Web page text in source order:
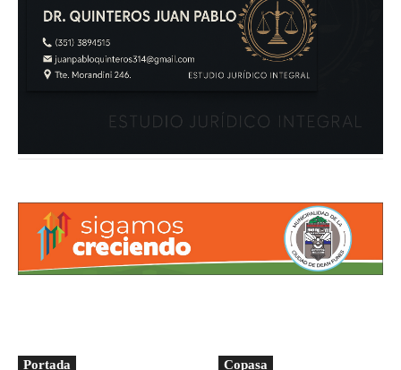
Portada Copasa